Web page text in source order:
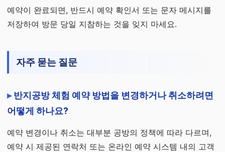
예약이 완료되면, 반드시 예약 확인서 또는 문자 메시지를
저장하여 방문 당일 지참하는 것을 잊지 마세요.
자주 묻는 질문
반지공방 체험 예약 방법을 변경하거나 취소하려면
어떻게 하나요?
예약 변경이나 취소는 대부분 공방의 정책에 따라 다르며,
예약 시 제공된 연락처 또는 온라인 예약 시스템 내의 고객